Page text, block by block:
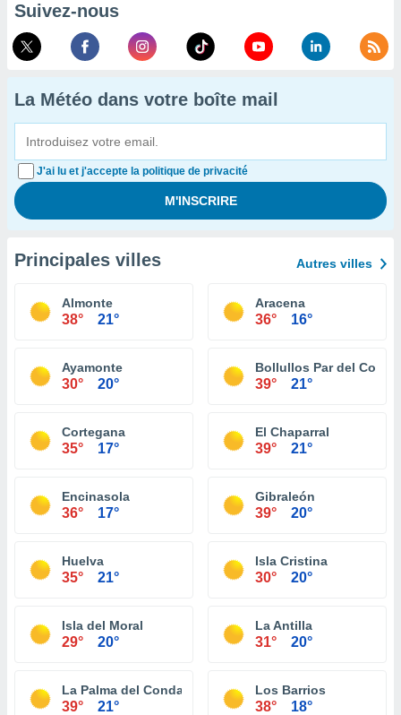
Suivez-nous
La Météo dans votre boîte mail
J'ai lu et j'accepte la politique de privacité
Principales villes Autres villes
Almonte
38° 21°
Aracena
36° 16°
Ayamonte
30° 20°
Bollullos Par del
39° 21°
Cortegana
35° 17°
El Chaparral
39° 21°
Encinasola
36° 17°
Gibraleón
39° 20°
Huelva
35° 21°
Isla Cristina
30° 20°
Isla del Moral
29° 20°
La Antilla
31° 20°
La Palma del Condado
39° 21°
Los Barrios
38° 18°